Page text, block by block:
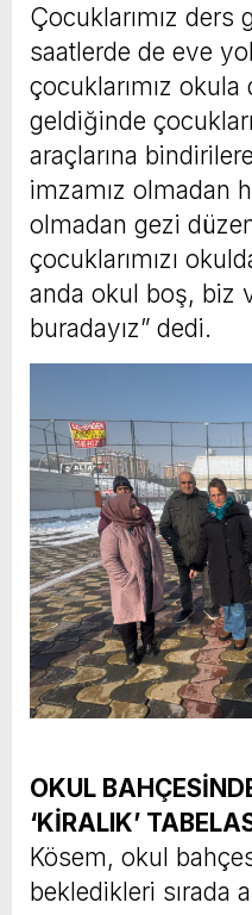
Çocuklarımız ders
saatlerde de eve
çocuklarımız okula
geldiğinde
araçlarına
imzamız olmadan
olmadan gezi
çocuklarımızı
anda okul boş, biz
buradayız” dedi.
OKUL
‘KİRALIK’
Kösem, okul
bekledikleri sırada